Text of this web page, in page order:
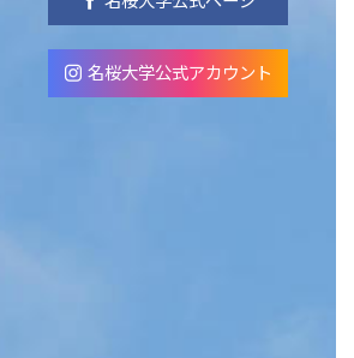
名桜大学公式アカウント